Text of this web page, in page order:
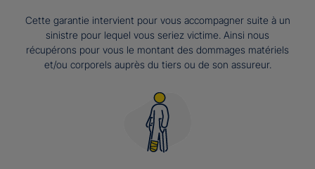
Cette garantie intervient pour vous accompagner suite à un
sinistre pour lequel vous seriez victime. Ainsi nous
récupérons pour vous le montant des dommages matériels
et/ou corporels auprès du tiers ou de son assureur.